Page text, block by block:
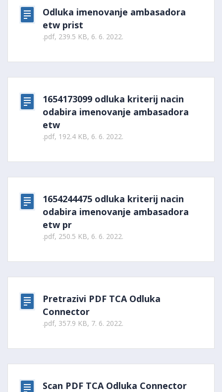
Odluka imenovanje ambasadora
etw prist
.pdf, 239.5 KB, 6. 6. 2022.
1654173099 odluka kriterij nacin
odabira imenovanje ambasadora
etw
.pdf, 192.4 KB, 6. 6. 2022.
1654244475 odluka kriterij nacin
odabira imenovanje ambasadora
etw pr
.pdf, 250.5 KB, 6. 6. 2022.
Pretrazivi PDF TCA Odluka
Connector
.pdf, 357.9 KB, 7. 6. 2022.
Scan PDF TCA Odluka Connector